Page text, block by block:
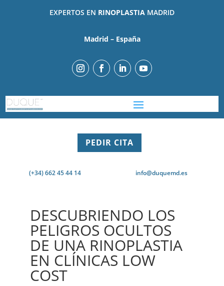
EXPERTOS EN RINOPLASTIA MADRID
Madrid – España
PEDIR CITA
(+34) 662 45 44 14 info@duquemd.es
DESCUBRIENDO LOS
PELIGROS OCULTOS
DE UNA RINOPLASTIA
EN CLÍNICAS LOW
COST